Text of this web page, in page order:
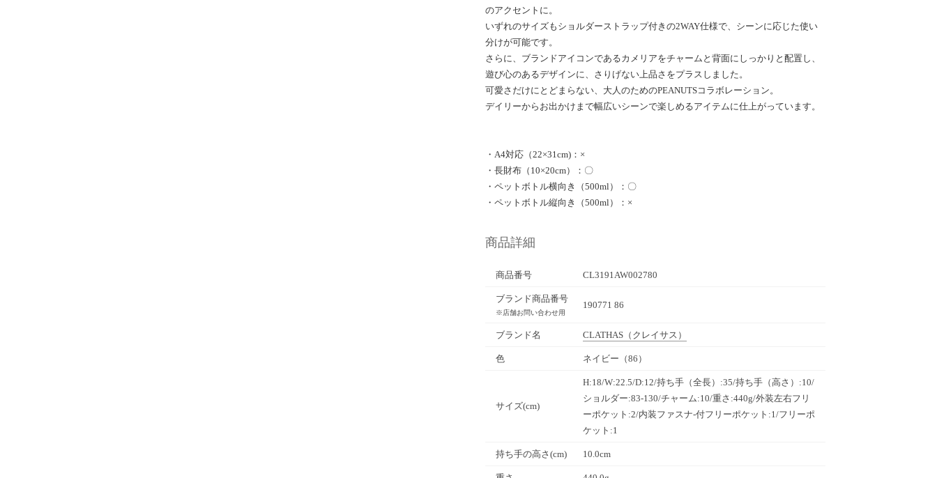
のアクセントに。
いずれのサイズもショルダーストラップ付きの2WAY仕様で、シーンに応じた使い
分けが可能です。
さらに、ブランドアイコンであるカメリアをチャームと背面にしっかりと配置し、
遊び心のあるデザインに、さりげない上品さをプラスしました。
可愛さだけにとどまらない、大人のためのPEANUTSコラボレーション。
デイリーからお出かけまで幅広いシーンで楽しめるアイテムに仕上がっています。
・A4対応（22×31cm)：×
・長財布（10×20cm）：〇
・ペットボトル横向き（500ml）：〇
・ペットボトル縦向き（500ml）：×
商品詳細
商品番号 CL3191AW002780
ブランド商品番号
※店舗お問い合わせ用
190771 86
ブランド名 CLATHAS （クレイサス）
色 ネイビー（86）
サイズ(cm)
H:18/W:22.5/D:12/持ち手（全長）:35/持ち手（高さ）:10/
ショルダー:83-130/チャーム:10/重さ:440g/外装左右フリ
ーポケット:2/内装ファスナ-付フリーポケット:1/フリーポ
ケット:1
持ち手の高さ(cm) 10.0cm